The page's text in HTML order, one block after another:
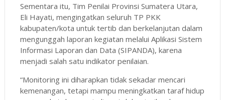
Sementara itu, Tim Penilai Provinsi Sumatera Utara,
Eli Hayati, mengingatkan seluruh TP PKK
kabupaten/kota untuk tertib dan berkelanjutan dalam
mengunggah laporan kegiatan melalui Aplikasi Sistem
Informasi Laporan dan Data (SIPANDA), karena
menjadi salah satu indikator penilaian.
“Monitoring ini diharapkan tidak sekadar mencari
kemenangan, tetapi mampu meningkatkan taraf hidup